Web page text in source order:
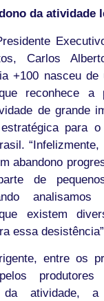
da atividade
Carlos
+100 nasceu de
reconhece a
de grande
para o
abandono
de
analisamos
existem
essa
entre os
da atividade,